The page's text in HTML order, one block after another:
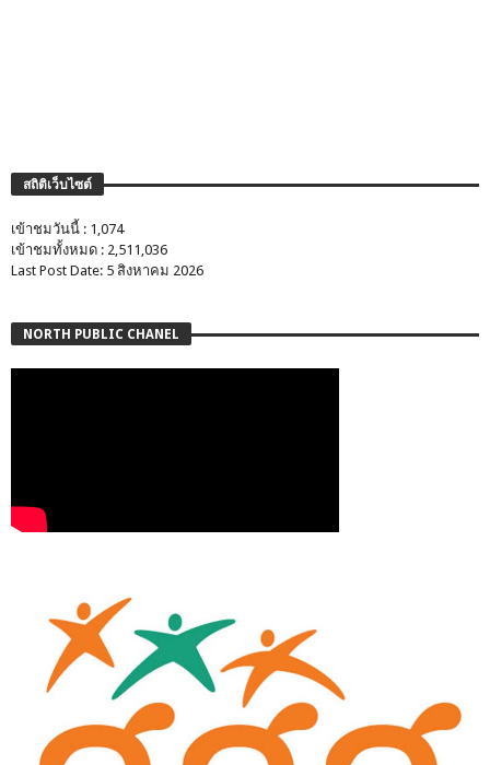
สถิติเว็บไซต์
เข้าชมวันนี้ : 1,074
เข้าชมทั้งหมด : 2,511,036
Last Post Date: 5 สิงหาคม 2026
NORTH PUBLIC CHANEL